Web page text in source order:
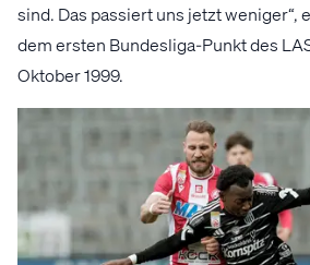
sind. Das passiert uns jetzt weniger“,
dem ersten Bundesliga-Punkt des
Oktober 1999.